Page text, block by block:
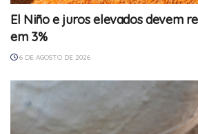
El Niño e juros elevados devem
em 3%
6 DE AGOSTO DE 2026